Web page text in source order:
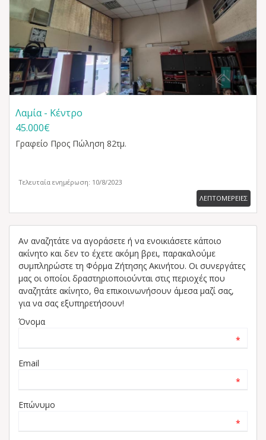
Λαμία - Κέντρο
45.000€
Γραφείο Προς Πώληση 82τμ.
Τελευταία ενημέρωση: 10/8/2023
ΛΕΠΤΟΜΕΡΕΙΕΣ
Αν αναζητάτε να αγοράσετε ή να ενοικιάσετε κάποιο
ακίνητο και δεν το έχετε ακόμη βρει, παρακαλούμε
συμπληρώστε τη Φόρμα Ζήτησης Ακινήτου. Οι συνεργάτες
μας οι οποίοι δραστηριοποιούνται στις περιοχές που
αναζητάτε ακίνητο, θα επικοινωνήσουν άμεσα μαζί σας,
για να σας εξυπηρετήσουν!
Όνομα
*
Email
*
Επώνυμο
*